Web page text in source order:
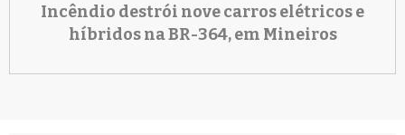
Incêndio destrói nove carros elétricos e
híbridos na BR-364, em Mineiros